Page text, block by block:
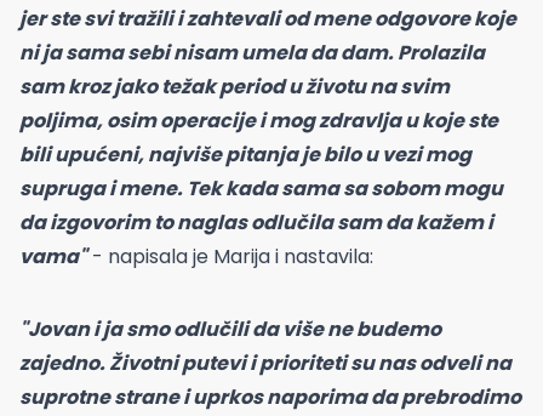
jer ste svi tražili i zahtevali od mene odgovore koje
ni ja sama sebi nisam umela da dam. Prolazila
sam kroz jako težak period u životu na svim
poljima, osim operacije i mog zdravlja u koje ste
bili upućeni, najviše pitanja je bilo u vezi mog
supruga i mene. Tek kada sama sa sobom mogu
da izgovorim to naglas odlučila sam da kažem i
vama"- napisala je Marija i nastavila:
"Jovan i ja smo odlučili da više ne budemo
zajedno. Životni putevi i prioriteti su nas odveli na
suprotne strane i uprkos naporima da prebrodimo